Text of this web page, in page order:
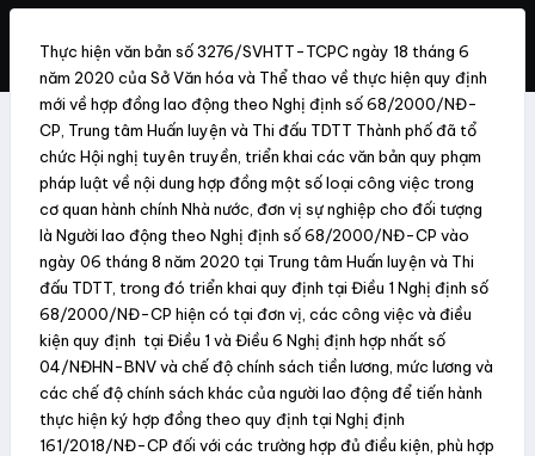
Thực hiện văn bản số 3276/SVHTT-TCPC ngày 18 tháng 6
năm 2020 của Sở Văn hóa và Thể thao về thực hiện quy định
mới về hợp đồng lao động theo Nghị định số 68/2000/NĐ-
CP, Trung tâm Huấn luyện và Thi đấu TDTT Thành phố đã tổ
chức Hội nghị tuyên truyền, triển khai các văn bản quy phạm
pháp luật về nội dung hợp đồng một số loại công việc trong
cơ quan hành chính Nhà nước, đơn vị sự nghiệp cho đối tượng
là Người lao động theo Nghị định số 68/2000/NĐ-CP vào
ngày 06 tháng 8 năm 2020 tại Trung tâm Huấn luyện và Thi
đấu TDTT, trong đó triển khai quy định tại Điều 1 Nghị định số
68/2000/NĐ-CP hiện có tại đơn vị, các công việc và điều
kiện quy định tại Điều 1 và Điều 6 Nghị định hợp nhất số
04/NĐHN-BNV và chế độ chính sách tiền lương, mức lương và
các chế độ chính sách khác của người lao động để tiến hành
thực hiện ký hợp đồng theo quy định tại Nghị định
161/2018/NĐ-CP đối với các trường hợp đủ điều kiện, phù hợp